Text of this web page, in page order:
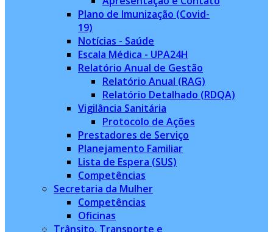
Plano de Imunização (Covid-
19)
Notícias - Saúde
Escala Médica - UPA24H
Relatório Anual de Gestão
Relatório Anual (RAG)
Relatório Detalhado (RDQA)
Vigilância Sanitária
Protocolo de Ações
Prestadores de Serviço
Planejamento Familiar
Lista de Espera (SUS)
Competências
Secretaria da Mulher
Competências
Oficinas
Trânsito, Transporte e